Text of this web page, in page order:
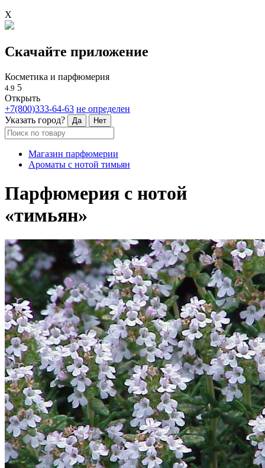
X
Скачайте приложение
Косметика и парфюмерия
4.9 5
Открыть
+7(800)333-64-63 не определен
Указать город?
Да Нет
Магазин парфюмерии
Ароматы с нотой тимьян
Парфюмерия с нотой
«тимьян»